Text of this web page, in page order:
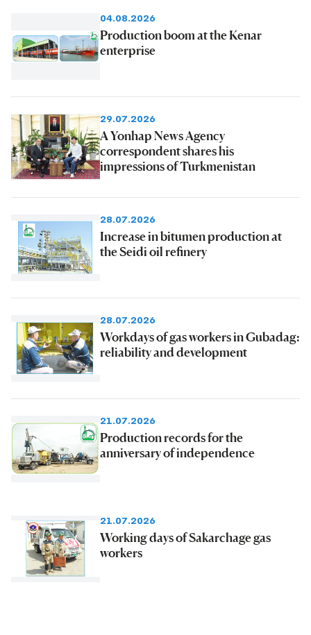
04.08.2026
Production boom at the Kenar
enterprise
29.07.2026
A Yonhap News Agency
correspondent shares his
impressions of Turkmenistan
28.07.2026
Increase in bitumen production at
the Seidi oil refinery
28.07.2026
Workdays of gas workers in Gubadag:
reliability and development
21.07.2026
Production records for the
anniversary of independence
21.07.2026
Working days of Sakarchage gas
workers